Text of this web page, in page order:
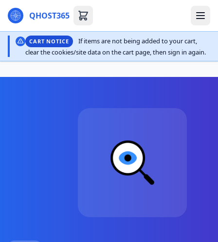
QHOST365
CART NOTICE
If items are not being added to your cart,
clear the cookies/site data on the cart page, then sign in again.